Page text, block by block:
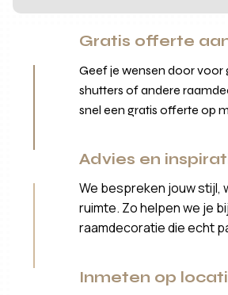
Gratis offerte
Geef je wensen door voor
shutters of andere
snel een gratis offerte op
Advies en
We bespreken jouw stijl,
ruimte. Zo helpen we je
raamdecoratie die echt
Inmeten op